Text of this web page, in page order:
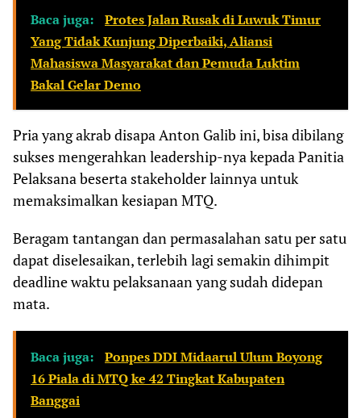
Baca juga:
Protes Jalan Rusak di Luwuk Timur
Yang Tidak Kunjung Diperbaiki, Aliansi
Mahasiswa Masyarakat dan Pemuda Luktim
Bakal Gelar Demo
Pria yang akrab disapa Anton Galib ini, bisa dibilang
sukses mengerahkan leadership-nya kepada Panitia
Pelaksana beserta stakeholder lainnya untuk
memaksimalkan kesiapan MTQ.
Beragam tantangan dan permasalahan satu per satu
dapat diselesaikan, terlebih lagi semakin dihimpit
deadline waktu pelaksanaan yang sudah didepan
mata.
Baca juga:
Ponpes DDI Midaarul Ulum Boyong
16 Piala di MTQ ke 42 Tingkat Kabupaten
Banggai